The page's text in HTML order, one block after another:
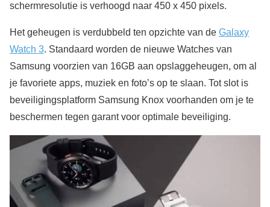
schermresolutie is verhoogd naar 450 x 450 pixels.
Het geheugen is verdubbeld ten opzichte van de Galaxy
Watch 3. Standaard worden de nieuwe Watches van
Samsung voorzien van 16GB aan opslaggeheugen, om al
je favoriete apps, muziek en foto’s op te slaan. Tot slot is
beveiligingsplatform Samsung Knox voorhanden om je te
beschermen tegen garant voor optimale beveiliging.